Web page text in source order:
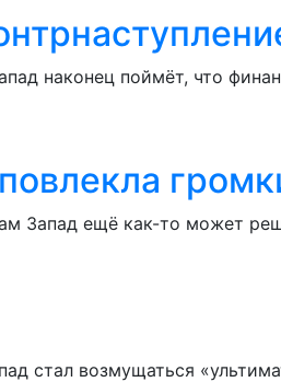
наконец поймёт, что
Запад ещё как-то может
стал возмущаться